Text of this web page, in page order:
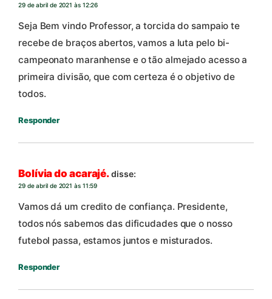
29 de abril de 2021 às 12:26
Seja Bem vindo Professor, a torcida do sampaio te
recebe de braços abertos, vamos a luta pelo bi-
campeonato maranhense e o tão almejado acesso a
primeira divisão, que com certeza é o objetivo de
todos.
Responder
Bolívia do acarajé.disse:
29 de abril de 2021 às 11:59
Vamos dá um credito de confiança. Presidente,
todos nós sabemos das dificudades que o nosso
futebol passa, estamos juntos e misturados.
Responder